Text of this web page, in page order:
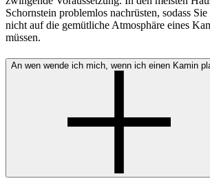
Schornstein problemlos nachrüsten, sodass
nicht auf die gemütliche Atmosphäre eines
müssen.
An wen wende ich mich, wenn ich einen Kamin